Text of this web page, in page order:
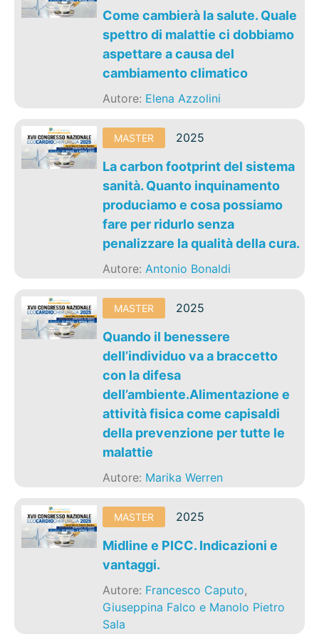
Come cambierà la salute. Quale
spettro di malattie ci dobbiamo
aspettare a causa del
cambiamento climatico
Autore: Elena Azzolini
MASTER 2025
La carbon footprint del sistema
sanità. Quanto inquinamento
produciamo e cosa possiamo
fare per ridurlo senza
penalizzare la qualità della cura.
Autore:Antonio Bonaldi
MASTER 2025
Quando il benessere
dell’individuo va a braccetto
con la difesa
dell’ambiente.Alimentazione e
attività fisica come capisaldi
della prevenzione per tutte le
malattie
Autore: Marika Werren
MASTER 2025
Midline e PICC. Indicazioni e
vantaggi.
Autore: Francesco Caputo,
Giuseppina Falco e Manolo Pietro
Sala